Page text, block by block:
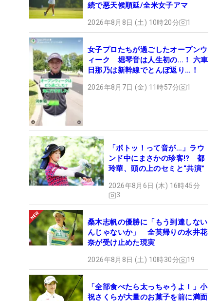
続で悪天候順延/全米女子アマ
2026年8月8日 (土) 10時20分 1
女子プロたちが過ごしたオープンウ
ィーク 堀琴音は人生初の…！ 六車
日那乃は新幹線でとんぼ返り…！
2026年8月7日 (金) 11時57分 1
「ボトッ！って音が…」ラウ
ンド中にまさかの珍客!? 都
玲華、頭の上のセミと“共演”
2026年8月6日 (木) 16時45分
3
桑木志帆の優勝に「もう到達しない
んじゃないか」 全英帰りの永井花
奈が受け止めた現実
2026年8月8日 (土) 10時30分 19
「全部食べたら太っちゃうよ！」小
祝さくらが大量のお菓子を前に満面